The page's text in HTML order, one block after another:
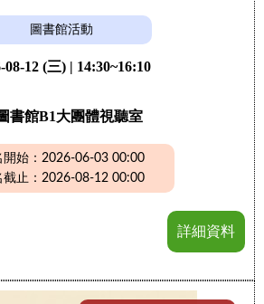
圖書館活動
08-12 (三) | 14:30~16:10
書館B1大團體視聽室
開始：2026-06-03 00:00
截止：2026-08-12 00:00
詳細資料